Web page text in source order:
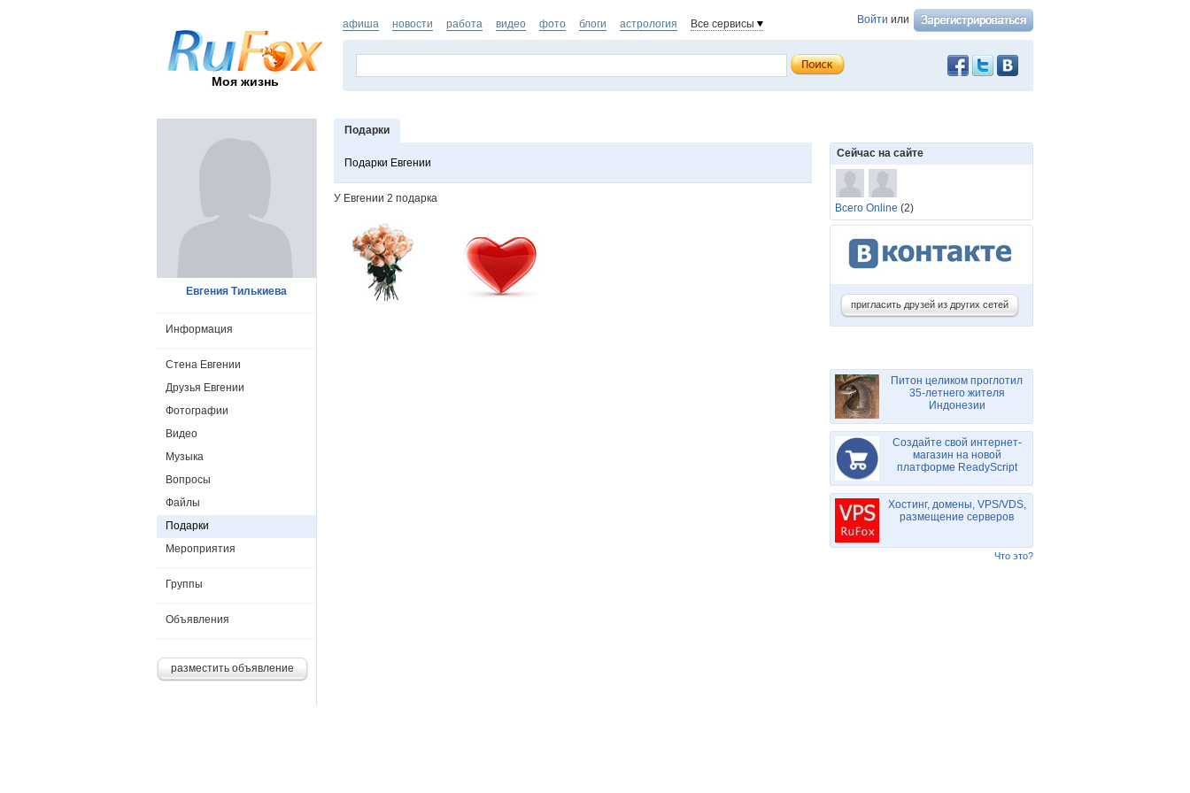
Моя жизнь
Войти или
афиша новости работа видео фото блоги астрология Все сервисы
Подарки
Подарки Евгении
У Евгении 2 подарка
Евгения Тилькиева
Информация
Стена Евгении
Друзья Евгении
Фотографии
Видео
Музыка
Вопросы
Файлы
Подарки
Мероприятия
Группы
Объявления
разместить объявление
Сейчас на сайте
Всего Online (2)
пригласить друзей из других сетей
Питон целиком проглотил
35-летнего жителя
Индонезии
Создайте свой интернет-
магазин на новой
платформе ReadyScript
Хостинг, домены, VPS/VDS,
размещение серверов
Что это?